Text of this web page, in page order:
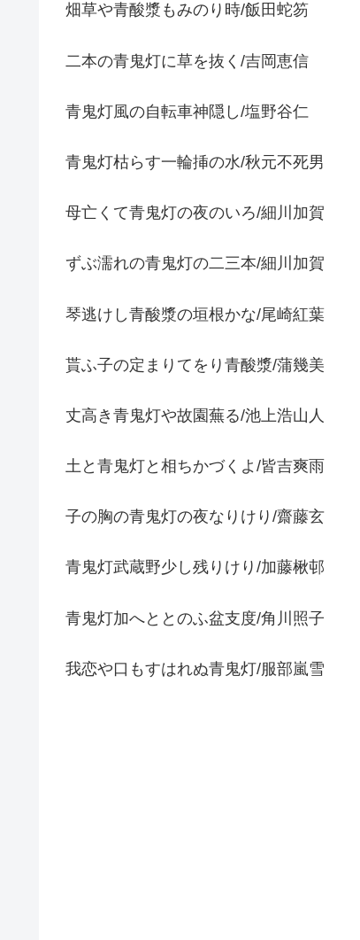
畑草や青酸漿もみのり時/飯田蛇笏
二本の青鬼灯に草を抜く/吉岡恵信
青鬼灯風の自転車神隠し/塩野谷仁
青鬼灯枯らす一輪挿の水/秋元不死男
母亡くて青鬼灯の夜のいろ/細川加賀
ずぶ濡れの青鬼灯の二三本/細川加賀
琴逃けし青酸漿の垣根かな/尾崎紅葉
貰ふ子の定まりてをり青酸漿/蒲幾美
丈高き青鬼灯や故園蕪る/池上浩山人
土と青鬼灯と相ちかづくよ/皆吉爽雨
子の胸の青鬼灯の夜なりけり/齋藤玄
青鬼灯武蔵野少し残りけり/加藤楸邨
青鬼灯加へととのふ盆支度/角川照子
我恋や口もすはれぬ青鬼灯/服部嵐雪